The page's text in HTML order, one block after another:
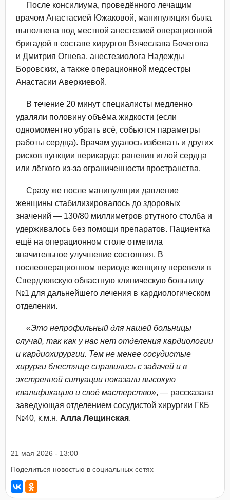
После консилиума, проведённого лечащим
врачом Анастасией Южаковой, манипуляция была
выполнена под местной анестезией операционной
бригадой в составе хирургов Вячеслава Бочегова
и Дмитрия Огнева, анестезиолога Надежды
Боровских, а также операционной медсестры
Анастасии Аверкиевой.
В течение 20 минут специалисты медленно
удаляли половину объёма жидкости (если
одномоментно убрать всё, собьются параметры
работы сердца). Врачам удалось избежать и других
рисков пункции перикарда: ранения иглой сердца
или лёгкого из-за ограниченности пространства.
Сразу же после манипуляции давление
женщины стабилизировалось до здоровых
значений — 130/80 миллиметров ртутного столба и
удерживалось без помощи препаратов. Пациентка
ещё на операционном столе отметила
значительное улучшение состояния. В
послеоперационном периоде женщину перевели в
Свердловскую областную клиническую больницу
№1 для дальнейшего лечения в кардиологическом
отделении.
«Это непрофильный для нашей больницы
случай, так как у нас нет отделения кардиологии
и кардиохирургии. Тем не менее сосудистые
хирурги блестяще справились с задачей и в
экстренной ситуации показали высокую
квалификацию и своё мастерство», — рассказала
заведующая отделением сосудистой хирургии ГКБ
№40, к.м.н. Алла Лещинская.
21 мая 2026 - 13:00
Поделиться новостью в социальных сетях